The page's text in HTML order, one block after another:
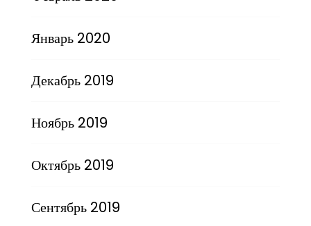
Январь 2020
Декабрь 2019
Ноябрь 2019
Октябрь 2019
Сентябрь 2019